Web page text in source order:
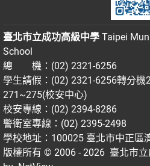
臺北市立成功高級中學 Taipei
School
總 機：(02) 2321-6256
學生請假：(02) 2321-6256轉分
271~275(校安中心)
校安專線：(02) 2394-8286
警衛室專線：(02) 2395-2498
學校地址：100025 臺北市中正區
版權所有 © 2006 - 2026 臺北市